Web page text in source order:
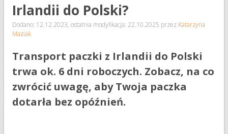
Irlandii do Polski?
Dodano: 12.12.2023, ostatnia modyfikacja: 22.10.2025 przez Katarzyna
Maziak
Transport paczki z Irlandii do Polski
trwa ok. 6 dni roboczych. Zobacz, na co
zwrócić uwagę, aby Twoja paczka
dotarła bez opóźnień.